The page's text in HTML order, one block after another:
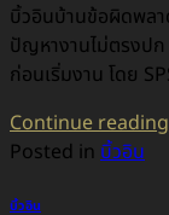
บิ้วอินบ้านข้อผิดพล
ปัญหางานไม่ตรงปก
ก่อนเริ่มงาน โดย
Continue
Posted in บิ้วอิน
บิ้วอิน